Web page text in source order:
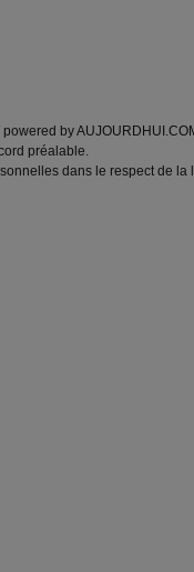
by
préalable.
dans le respect de